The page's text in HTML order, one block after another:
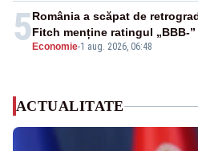
5 Economie-1 aug. 2026, 06:48
România a scăpat de
Fitch menține ratingul „BBB-
ACTUALITATE